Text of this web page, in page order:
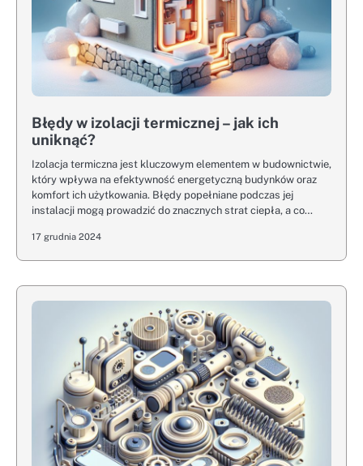
Błędy w izolacji termicznej – jak ich
uniknąć?
Izolacja termiczna jest kluczowym elementem w budownictwie,
który wpływa na efektywność energetyczną budynków oraz
komfort ich użytkowania. Błędy popełniane podczas jej
instalacji mogą prowadzić do znacznych strat ciepła, a co…
17 grudnia 2024